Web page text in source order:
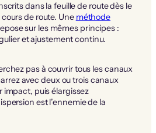
dans la feuille de route dès le
de route. Une méthode
sur les mêmes principes :
et ajustement continu.
pas à couvrir tous les canaux
avec deux ou trois canaux
impact, puis élargissez
est l’ennemie de la